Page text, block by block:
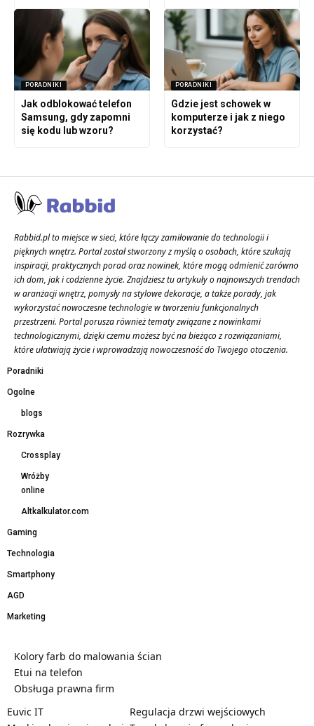
PORADNIKI
Jak odblokować telefon
Samsung, gdy zapomni
się kodu lub wzoru?
PORADNIKI
Gdzie jest schowek w
komputerze i jak z niego
korzystać?
Rabbid.pl to miejsce w sieci, które łączy zamiłowanie do technologii i
pięknych wnętrz. Portal został stworzony z myślą o osobach, które szukają
inspiracji, praktycznych porad oraz nowinek, które mogą odmienić zarówno
ich dom, jak i codzienne życie. Znajdziesz tu artykuły o najnowszych trendach
w aranżacji wnętrz, pomysły na stylowe dekoracje, a także porady, jak
wykorzystać nowoczesne technologie w tworzeniu funkcjonalnych
przestrzeni. Portal porusza również tematy związane z nowinkami
technologicznymi, dzięki czemu możesz być na bieżąco z rozwiązaniami,
które ułatwiają życie i wprowadzają nowoczesność do Twojego otoczenia.
Poradniki
Ogolne
blogs
Rozrywka
Crossplay
Wróżby
online
Altkalkulator.com
Gaming
Technologia
Smartphony
AGD
Marketing
Kolory farb do malowania ścian
Etui na telefon
Obsługa prawna firm
Euvic IT
Regulacja drzwi wejściowych